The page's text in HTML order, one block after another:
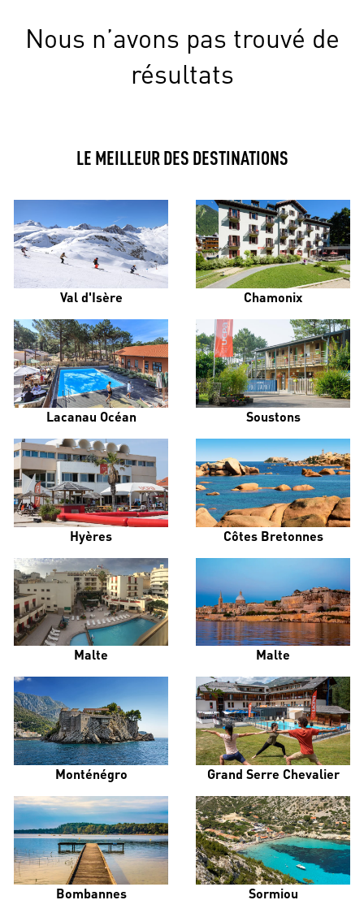
Nous n’avons pas trouvé de
résultats
LE MEILLEUR DES DESTINATIONS
Val d'Isère Chamonix
Lacanau Océan Soustons
Hyères Côtes Bretonnes
Malte Malte
Monténégro Grand Serre Chevalier
Bombannes Sormiou